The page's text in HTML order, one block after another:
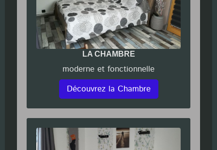
LA CHAMBRE
moderne et fonctionnelle
Découvrez la Chambre